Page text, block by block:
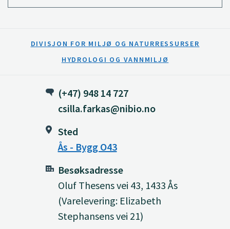
DIVISJON FOR MILJØ OG NATURRESSURSER
HYDROLOGI OG VANNMILJØ
(+47) 948 14 727
csilla.farkas@nibio.no
Sted
Ås - Bygg O43
Besøksadresse
Oluf Thesens vei 43, 1433 Ås
(Varelevering: Elizabeth
Stephansens vei 21)